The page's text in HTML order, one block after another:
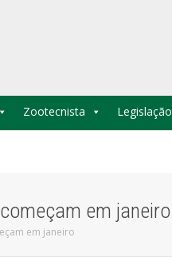
Zootecnista Legislação
em janeiro
em janeiro